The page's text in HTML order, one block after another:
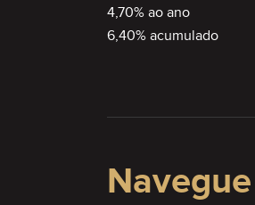
4,70% ao ano
6,40% acumulado
Navegue